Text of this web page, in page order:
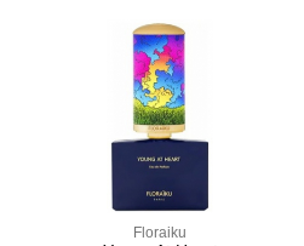
Floraiku